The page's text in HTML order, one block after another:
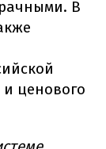
В
ценового